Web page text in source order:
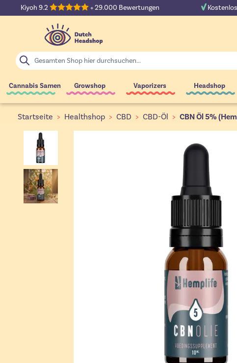
Zum Inhalt springen
Cannabis Samen Growshop Vaporizers Headshop
Suche
Kiyoh 9.2 + 29.000 Bewertungen
Startseite > Healthshop > CBD > CBD-Öl > CBN Öl 5%